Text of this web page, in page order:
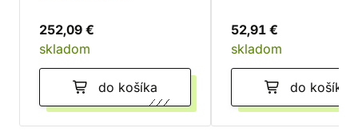
252,09 €
skladom
do košíka
52,91 €
skladom
do košíka